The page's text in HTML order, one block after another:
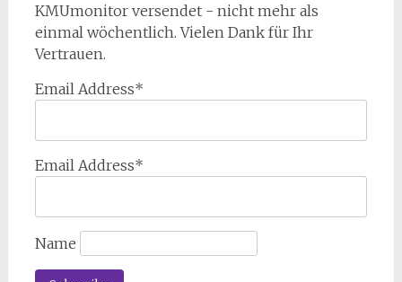
KMUmonitor versendet - nicht mehr als
einmal wöchentlich. Vielen Dank für Ihr
Vertrauen.
Email Address*
Email Address*
Name